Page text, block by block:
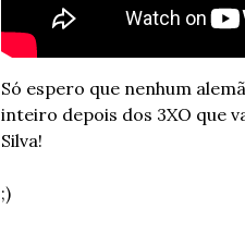
Só espero que nenhum
inteiro depois dos 3XO que
Silva!
;)